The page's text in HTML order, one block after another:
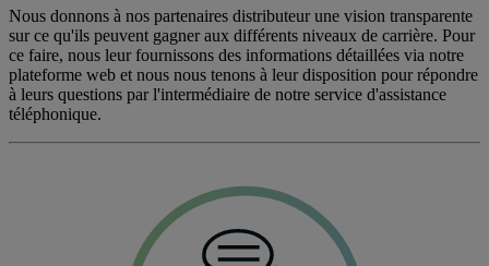
Nous donnons à nos partenaires distributeur une vision transparente
sur ce qu'ils peuvent gagner aux différents niveaux de carrière. Pour
ce faire, nous leur fournissons des informations détaillées via notre
plateforme web et nous nous tenons à leur disposition pour répondre
à leurs questions par l'intermédiaire de notre service d'assistance
téléphonique.